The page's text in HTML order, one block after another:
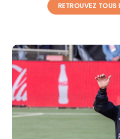
RETROUVEZ TOUS